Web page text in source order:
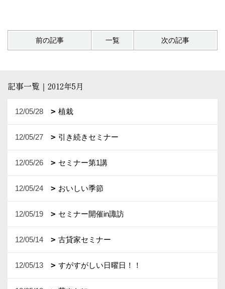
前の記事 一覧 次の記事
記事一覧｜2012年5月
12/05/28 植栽
12/05/27 引き続きセミナー
12/05/26 セミナー第1講
12/05/24 おいしい季節
12/05/19 セミナー開催in諏訪
12/05/14 古貸家セミナー
12/05/13 すがすがしい日曜日！！